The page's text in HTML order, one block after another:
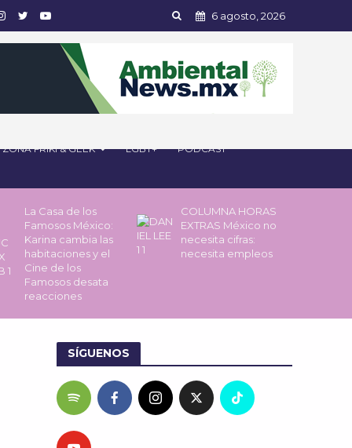
6 agosto, 2026
ZONA FRIKI & GEEK LGBT+ PODCAST
La Casa de los
Famosos México:
Karina cambia las
habitaciones y el
Cine de los
Famosos desata
reacciones
COLUMNA HORAS
EXTRAS México no
necesita cifras:
necesita empleos
SÍGUENOS